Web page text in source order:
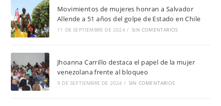
Movimientos de mujeres honran a Salvador
Allende a 51 años del golpe de Estado en Chile
11 DE SEPTIEMBRE DE 2024 / SIN COMENTARIOS
Jhoanna Carrillo destaca el papel de la mujer
venezolana frente al bloqueo
9 DE SEPTIEMBRE DE 2024 / SIN COMENTARIOS